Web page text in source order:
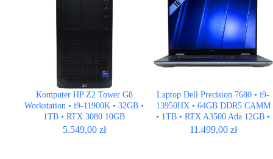
Komputer HP Z2 Tower G8
Workstation • i9-11900K • 32GB •
1TB • RTX 3080 10GB
5.549,00 zł
Laptop Dell Precision 7680 • i9-
13950HX • 64GB DDR5 CAMM
• 1TB • RTX A3500 Ada 12GB •
16″ FHD+
11.499,00 zł